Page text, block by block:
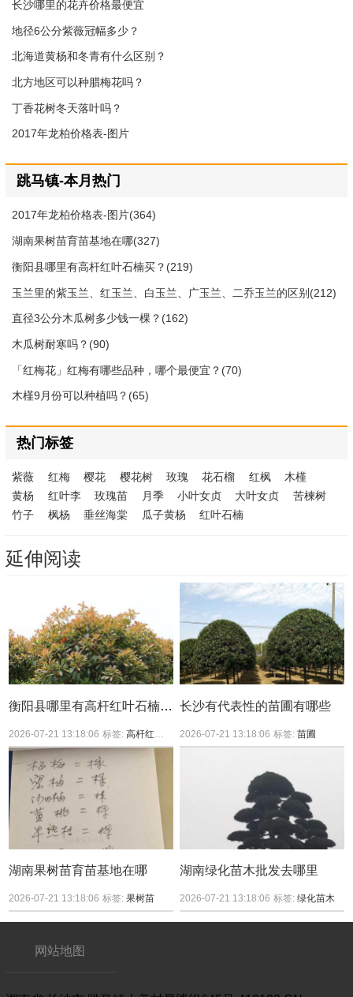
长沙哪里的花卉价格最便宜
地径6公分紫薇冠幅多少？
北海道黄杨和冬青有什么区别？
北方地区可以种腊梅花吗？
丁香花树冬天落叶吗？
2017年龙柏价格表-图片
跳马镇-本月热门
2017年龙柏价格表-图片(364)
湖南果树苗育苗基地在哪(327)
衡阳县哪里有高杆红叶石楠买？(219)
玉兰里的紫玉兰、红玉兰、白玉兰、广玉兰、二乔玉兰的区别(212)
直径3公分木瓜树多少钱一棵？(162)
木瓜树耐寒吗？(90)
「红梅花」红梅有哪些品种，哪个最便宜？(70)
木槿9月份可以种植吗？(65)
热门标签
紫薇 红梅 樱花 樱花树 玫瑰 花石榴 红枫
木槿
黄杨
红叶李 玫瑰苗 月季 小叶女贞 大叶女贞
苦楝树
竹子
枫杨 垂丝海棠 瓜子黄杨 红叶石楠
延伸阅读
衡阳县哪里有高杆红叶石楠买？
2026-07-21 13:18:06 标签:高杆红叶石楠
长沙有代表性的苗圃有哪些
2026-07-21 13:18:06 标签:苗圃
湖南果树苗育苗基地在哪
2026-07-21 13:18:06 标签:果树苗
湖南绿化苗木批发去哪里
2026-07-21 13:18:06 标签:绿化苗木
网站地图